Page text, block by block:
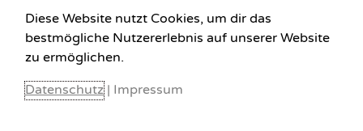
Diese Website nutzt Cookies, um dir das
bestmögliche Nutzererlebnis auf unserer Website
zu ermöglichen.
Datenschutz | Impressum